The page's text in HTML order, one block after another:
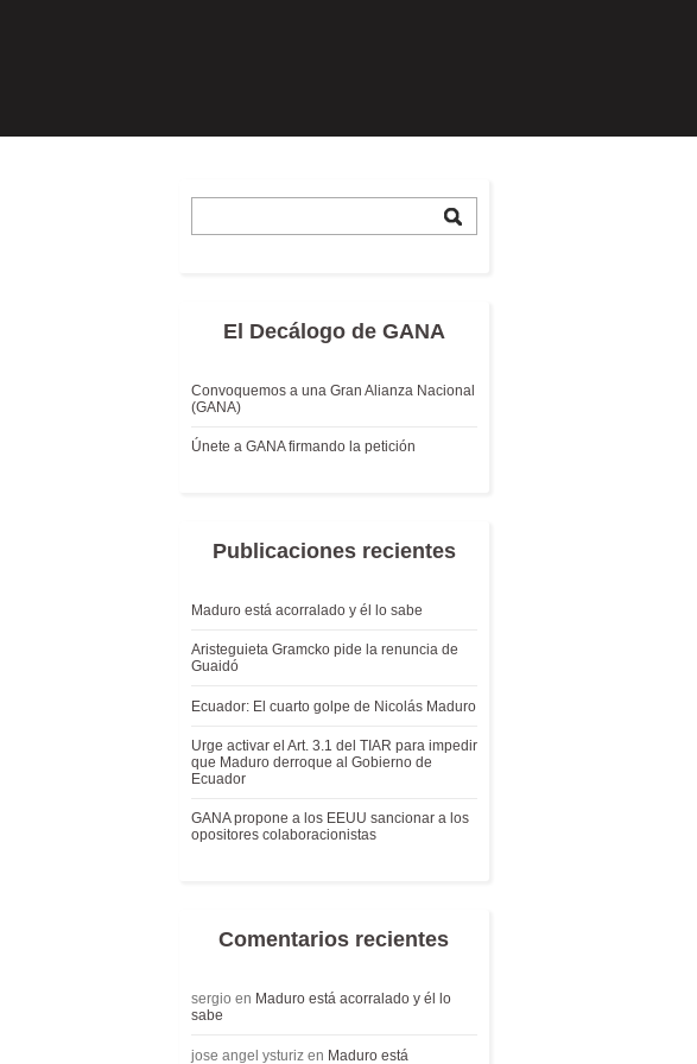
El Decálogo de GANA
Convoquemos a una Gran Alianza Nacional
(GANA)
Únete a GANA firmando la petición
Publicaciones recientes
Maduro está acorralado y él lo sabe
Aristeguieta Gramcko pide la renuncia de
Guaidó
Ecuador: El cuarto golpe de Nicolás Maduro
Urge activar el Art. 3.1 del TIAR para impedir
que Maduro derroque al Gobierno de
Ecuador
GANA propone a los EEUU sancionar a los
opositores colaboracionistas
Comentarios recientes
sergio en Maduro está acorralado y él lo
sabe
jose angel ysturizen Maduro está